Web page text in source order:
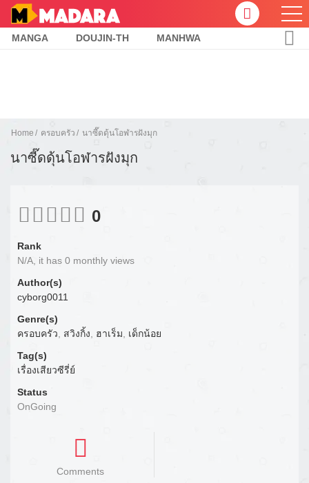
MANGA DOUJIN-TH MANHWA
Home ครอบครัว นาซี๊ดดุ้นโอฬารฝังมุก
นาซี๊ดดุ้นโอฬารฝังมุก
0
Rank
N/A, it has 0 monthly views
Author(s)
cyborg0011
Genre(s)
ครอบครัว, สวิงกิ้ง, ฮาเร็ม, เด็กน้อย
Tag(s)
เรื่องเสียวซีรี่ย์
Status
OnGoing
Comments